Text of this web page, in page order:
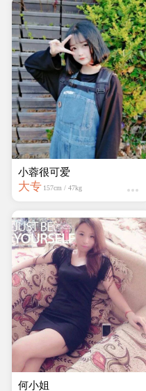
小蓉很可爱
大专 157cm / 47kg
何小姐